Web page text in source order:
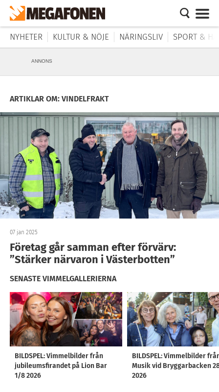
NYHETER KULTUR & NÖJE NÄRINGSLIV SPORT &
ANNONS
ARTIKLAR OM: VINDELFRAKT
07 jan 2025
Företag går samman efter förvärv:
”Stärker närvaron i Västerbotten”
SENASTE VIMMELGALLERIERNA
BILDSPEL: Vimmelbilder från
jubileumsfirandet på Lion Bar
1/8 2026
BILDSPEL: Vimmelbilder
Musik vid Bryggarbacken
2026